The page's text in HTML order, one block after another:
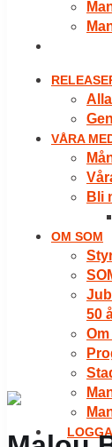
VÅRA
Bli
OM SOM
50
Om